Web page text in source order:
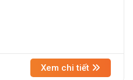
Xem chi tiết